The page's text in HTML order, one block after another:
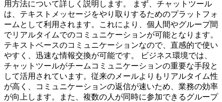
用方法について詳しく説明します。 まず、チャットツール
は、テキストメッセージをやり取りするためのプラットフォ
ームとして利用されます。これにより、個人間やグループ間
でリアルタイムでのコミュニケーションが可能となります。
テキストベースのコミュニケーションなので、直感的で使い
やすく、迅速な情報交換が可能です。 ビジネス環境では、
チャットツールがチームコミュニケーションの重要な手段と
して活用されています。従来のメールよりもリアルタイム性
が高く、コミュニケーションの返信が速いため、業務の効率
が向上します。また、複数の人が同時に参加できるグループ